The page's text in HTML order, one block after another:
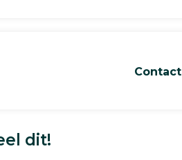
Contact
dit!